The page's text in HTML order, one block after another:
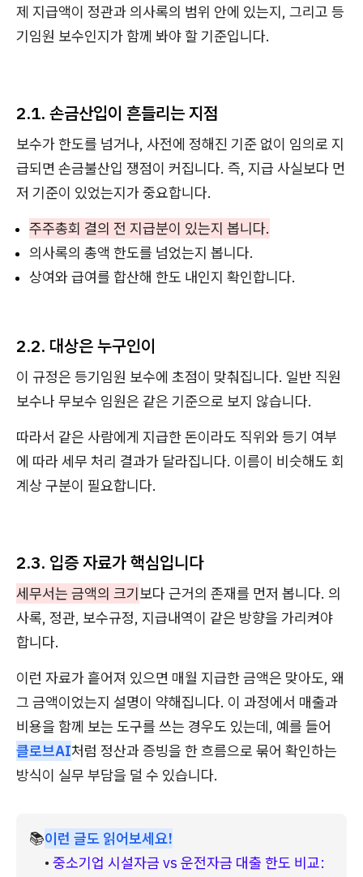
제 지급액이 정관과 의사록의 범위 안에 있는지, 그리고 등
기임원 보수인지가 함께 봐야 할 기준입니다.
2.1. 손금산입이 흔들리는 지점
보수가 한도를 넘거나, 사전에 정해진 기준 없이 임의로 지
급되면 손금불산입 쟁점이 커집니다. 즉, 지급 사실보다 먼
저 기준이 있었는지가 중요합니다.
주주총회 결의 전 지급분이 있는지 봅니다.
의사록의 총액 한도를 넘었는지 봅니다.
상여와 급여를 합산해 한도 내인지 확인합니다.
2.2. 대상은 누구인이
이 규정은 등기임원 보수에 초점이 맞춰집니다. 일반 직원
보수나 무보수 임원은 같은 기준으로 보지 않습니다.
따라서 같은 사람에게 지급한 돈이라도 직위와 등기 여부
에 따라 세무 처리 결과가 달라집니다. 이름이 비슷해도 회
계상 구분이 필요합니다.
2.3. 입증 자료가 핵심입니다
세무서는 금액의 크기보다 근거의 존재를 먼저 봅니다. 의
사록, 정관, 보수규정, 지급내역이 같은 방향을 가리켜야
합니다.
이런 자료가 흩어져 있으면 매월 지급한 금액은 맞아도, 왜
그 금액이었는지 설명이 약해집니다. 이 과정에서 매출과
비용을 함께 보는 도구를 쓰는 경우도 있는데, 예를 들어
클로브AI처럼 정산과 증빙을 한 흐름으로 묶어 확인하는
방식이 실무 부담을 덜 수 있습니다.
📚이런 글도 읽어보세요!
• 중소기업 시설자금 vs 운전자금 대출 한도 비교: